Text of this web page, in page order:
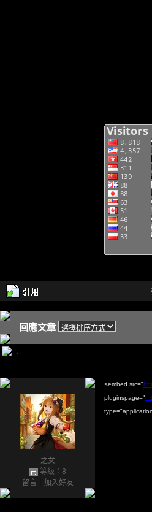
回應文章
.
之女
等級：8
留言
加入好友
<embed src="
pluginspage="